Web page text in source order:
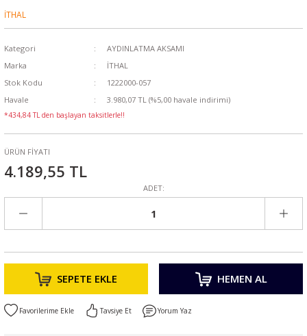
İTHAL
Kategori
AYDINLATMA AKSAMI
Marka
İTHAL
Stok Kodu
1222000-057
Havale
3.980,07 TL (%5,00 havale indirimi)
*434,84 TL den başlayan taksitlerle!!
ÜRÜN FİYATI
4.189,55 TL
ADET:
SEPETE EKLE HEMEN AL
Tavsiye Et Yorum Yaz